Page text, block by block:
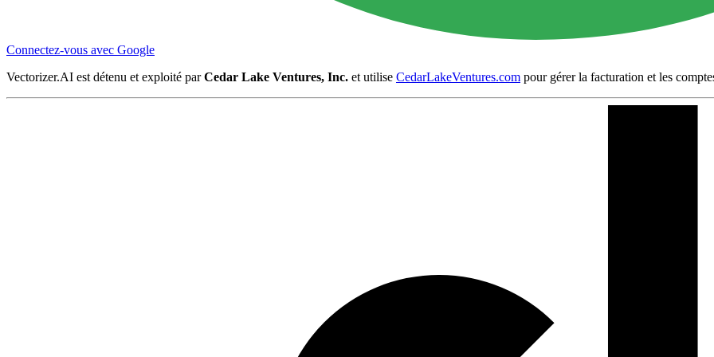
Connectez-vous avec Google
Vectorizer.AI est détenu et exploité parCedar Lake Ventures, Inc. et utilise CedarLakeVentures.com pour gérer la facturation et les